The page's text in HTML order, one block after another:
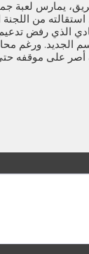
يمارس لعبة
استقالته من
الذي رفض
الجديد. ورغم
أصر على موقفه